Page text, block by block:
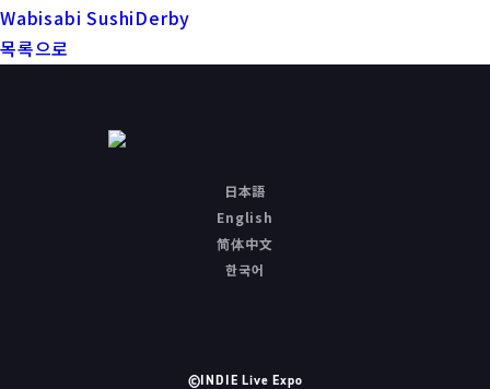
Wabisabi SushiDerby
목록으로
日本語
English
简体中文
한국어
©INDIE Live Expo